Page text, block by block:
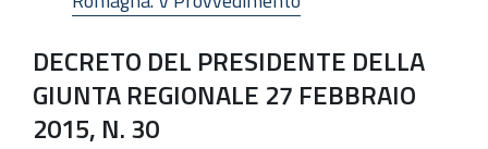
DECRETO DEL PRESIDENTE DELLA
GIUNTA REGIONALE 27 FEBBRAIO
2015, N. 30